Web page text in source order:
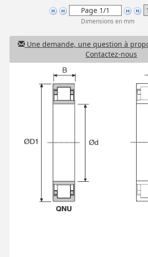
Dimensions en mm
Une demande, une question à
Contactez-nous